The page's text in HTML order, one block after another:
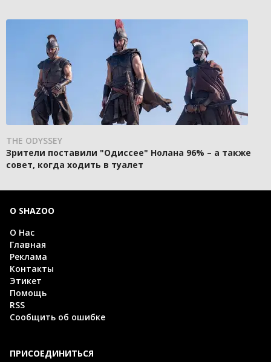
THE ODYSSEY
Зрители поставили "Одиссее" Нолана 96% – а также
совет, когда ходить в туалет
О SHAZOO
О Нас
Главная
Реклама
Контакты
Этикет
Помощь
RSS
Сообщить об ошибке
ПРИСОЕДИНИТЬСЯ